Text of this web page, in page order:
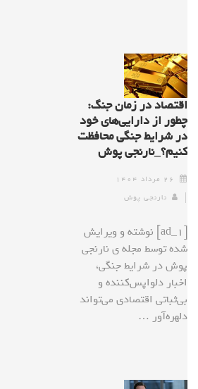
اقتصاد در زمان جنگ:
چطور از دارایی‌های خود
در شرایط جنگی محافظت
کنیم؟_نارنجی پوش
۲۶ مرداد ۱۴۰۴
نارنجی پوش
[ad_1] نوشته و ویرایش
شده توسط مجله ی نارنجی
پوش در شرایط جنگی،
اخبار دلواپس‌کننده و
بی‌ثباتی اقتصادی می‌تواند
دلهره‌آور …